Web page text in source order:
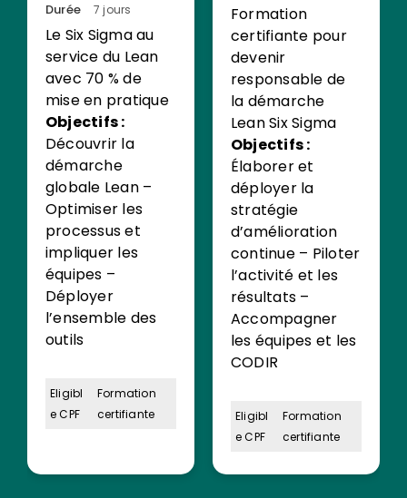
Durée 7 jours
Le Six Sigma au
service du Lean
avec 70 % de
mise en pratique
Objectifs :
Découvrir la
démarche
globale Lean –
Optimiser les
processus et
impliquer les
équipes –
Déployer
l’ensemble des
outils
Eligibl
e CPF
Formation
certifiante
Formation
certifiante pour
devenir
responsable de
la démarche
Lean Six Sigma
Objectifs :
Élaborer et
déployer la
stratégie
d’amélioration
continue – Piloter
l’activité et les
résultats –
Accompagner
les équipes et les
CODIR
Eligibl
e CPF
Formation
certifiante